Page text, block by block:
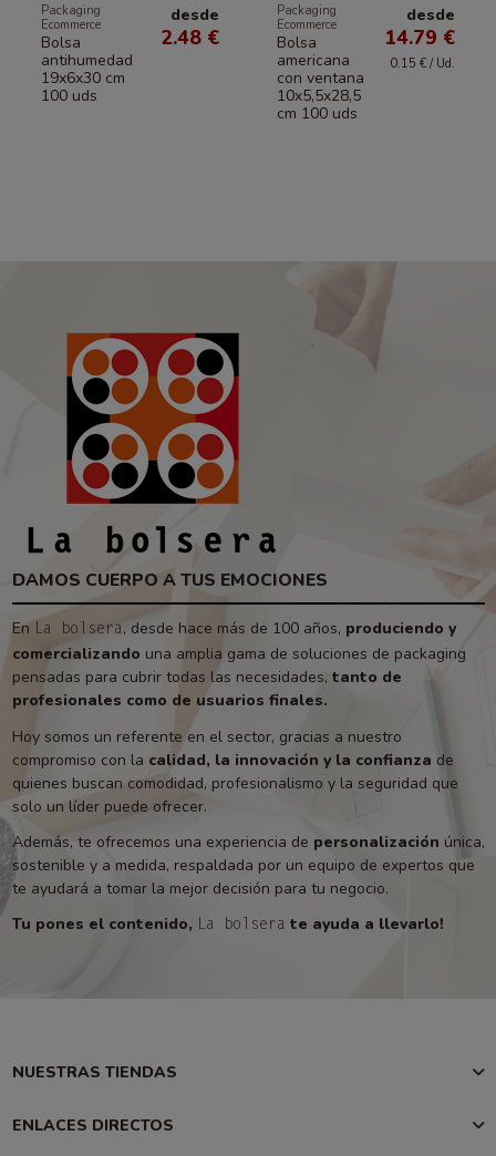
Packaging
Ecommerce
Bolsa
antihumedad
19x6x30 cm
100 uds
desde
2.48 €
Packaging
Ecommerce
Bolsa
americana
con ventana
10x5,5x28,5
cm 100 uds
desde
14.79 €
0.15 € / Ud.
DAMOS CUERPO A TUS EMOCIONES
En La bolsera , desde hace más de 100 años, produciendo y
comercializando una amplia gama de soluciones de packaging
pensadas para cubrir todas las necesidades, tanto de
profesionales como de usuarios finales.
Hoy somos un referente en el sector, gracias a nuestro
compromiso con la calidad, la innovación y la confianza de
quienes buscan comodidad, profesionalismo y la seguridad que
solo un líder puede ofrecer.
Además, te ofrecemos una experiencia de personalización única,
sostenible y a medida, respaldada por un equipo de expertos que
te ayudará a tomar la mejor decisión para tu negocio.
Tu pones el contenido, La bolsera te ayuda a llevarlo!
NUESTRAS TIENDAS
ENLACES DIRECTOS